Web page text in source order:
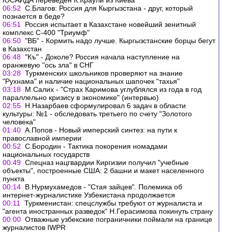
06:52 С.Благов: Россия для Кыргызстана - друг, который
познается в беде?
06:51
Россия испытает в Казахстане новейший зенитный
комплекс С-400 "Триумф"
06:50 "ВБ" - Кормить надо лучше. Кыргызстанские борцы бегут
в Казахстан
06:48 "Къ" - Доколе? Россия начала наступление на
оранжевую "ось зла" в СНГ
03:28 Туркменских школьников проверяют на знание
"Рухнама" и наличие национальных шапочек "тахья"
03:18 М.Салих - "Страх Каримова углублялся из года в год
параллельно кризису в экономике" (интервью)
02:55 Н.Назарбаев сформулировал 6 задач в области
культуры: №1 - обследовать третьего по счету "Золотого
человека"
01:40 А.Попов - Новый имперский синтез: на пути к
православной империи
00:52 С.Бородин - Тактика покорения номадами
национальных государств
00:49 Спецназ нацгвардии Киргизии получил "учебные
объекты", построенные США: 2 башни и макет населенного
пункта
00:14 В.Нурмухамедов - "Стая зайцев". Полемика об
интернет-журналистике Узбекистана продолжается
00:11
Туркменистан: спецслужбы требуют от журналиста и
"агента иностранных разведок" Н.Герасимова покинуть страну
00:00 Отважные узбекские пограничники поймали на границе
журналистов IWPR